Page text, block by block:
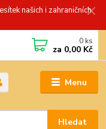
našich i zahraničních
Menu
Hledat
0 ks
za 0,00 Kč